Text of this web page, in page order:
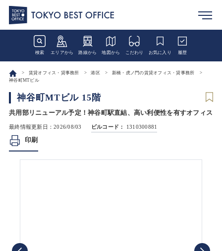
検索 エリアから 路線から 地図から こだわり お気に入り 履歴
賃貸オフィス・貸事務所 港区
新橋・虎ノ門の賃貸オフィス・貸事務所
神谷町MTビル
神谷町MTビル 15階
共用部リニューアル予定！神谷町駅直結、高い利便性を有すオフィス
最終情報更新日：2026/08/03 ビルコード： 1310300881
印刷